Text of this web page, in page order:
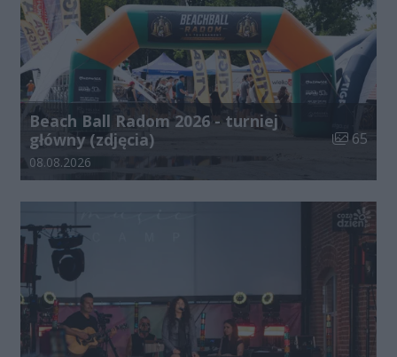
Beach Ball Radom 2026 - turniej
główny (zdjęcia)
Liczba
65
Data dodania galerii:
08.08.2026